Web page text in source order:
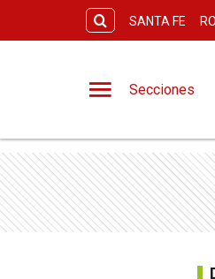
SANTA FE
Secciones